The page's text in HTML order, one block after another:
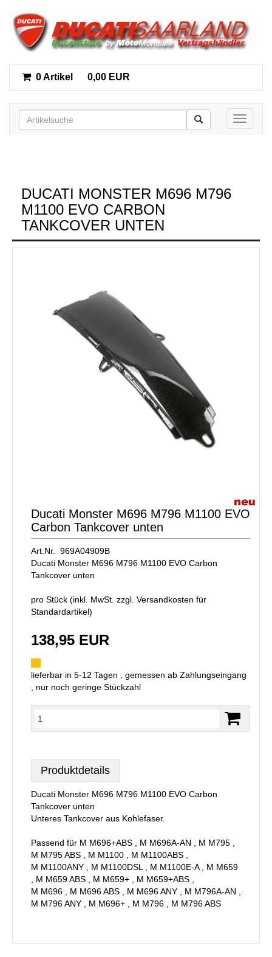
0 Artikel 0,00 EUR
Toggle
DUCATI MONSTER M696 M796
M1100 EVO CARBON
TANKCOVER UNTEN
Ducati Monster M696 M796 M1100 EVO
Carbon Tankcover unten
Art.Nr. 969A04909B
Ducati Monster M696 M796 M1100 EVO Carbon
Tankcover unten
pro Stück (inkl. MwSt. zzgl. Versandkosten für
Standardartikel)
138,95 EUR
lieferbar in 5-12 Tagen , gemessen ab Zahlungseingang
, nur noch geringe Stückzahl
Produktdetails
Ducati Monster M696 M796 M1100 EVO Carbon
Tankcover unten
Unteres Tankcover aus Kohlefaser.
Passend für M M696+ABS , M M696A-AN , M M795 ,
M M795 ABS , M M1100 , M M1100ABS ,
M M1100ANY , M M1100DSL , M M1100E-A , M M659
, M M659 ABS , M M659+ , M M659+ABS ,
M M696 , M M696 ABS , M M696 ANY , M M796A-AN ,
M M796 ANY , M M696+ , M M796 , M M796 ABS